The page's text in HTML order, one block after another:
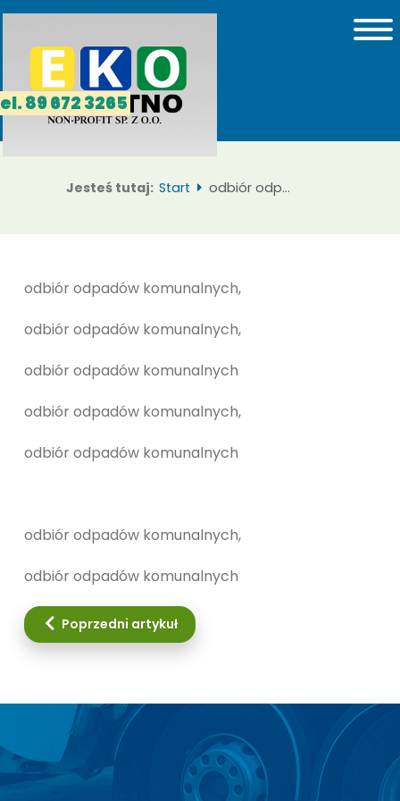
89 672 3265
Jesteś tutaj: Start odbiór odpadów komunalnych
odbiór odpadów komunalnych,
odbiór odpadów komunalnych,
odbiór odpadów komunalnych
odbiór odpadów komunalnych,
odbiór odpadów komunalnych
odbiór odpadów komunalnych,
odbiór odpadów komunalnych
Poprzedni artykuł: najem pojemników
Poprzedni artykuł